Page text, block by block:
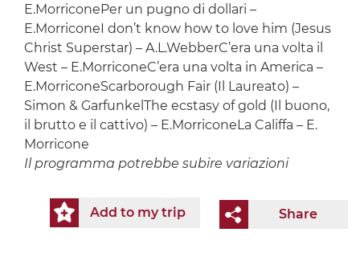
E.MorriconePer un pugno di dollari –
E.MorriconeI don’t know how to love him (Jesus
Christ Superstar) – A.L.WebberC’era una volta il
West – E.MorriconeC’era una volta in America –
E.MorriconeScarborough Fair (Il Laureato) –
Simon & GarfunkelThe ecstasy of gold (Il buono,
il brutto e il cattivo) – E.MorriconeLa Califfa – E.
Morricone
Il programma potrebbe subire variazioni
Share
Add to my trip